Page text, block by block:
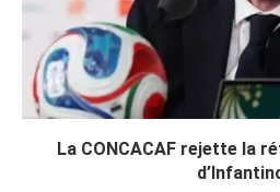
La CONCACAF rejette la